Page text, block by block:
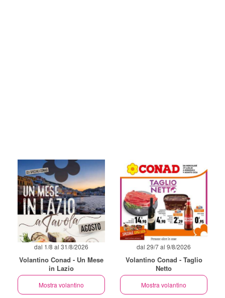
dal 1/8 al 31/8/2026
Volantino Conad - Un Mese
in Lazio
Mostra volantino
dal 29/7 al 9/8/2026
Volantino Conad - Taglio
Netto
Mostra volantino